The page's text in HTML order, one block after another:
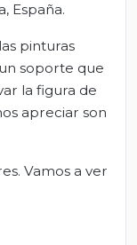
España.
pinturas
soporte que
la figura de
apreciar son
Vamos a ver